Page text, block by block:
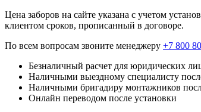
Цена заборов на сайте указана с учетом
клиентом сроков, прописанный в договоре.
По всем вопросам звоните менеджеру +7 800
Безналичный расчет для юридических
Наличными выездному специалисту
Наличными бригадиру монтажников
Онлайн переводом после установки